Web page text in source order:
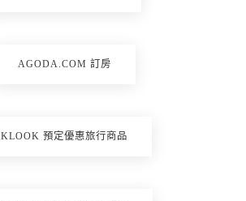
AGODA.COM 訂房
KLOOK 預定優惠旅行商品